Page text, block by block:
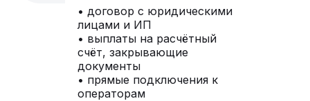
• договор с юридическими
лицами и ИП
• выплаты на расчётный
счёт, закрывающие
документы
• прямые подключения к
операторам